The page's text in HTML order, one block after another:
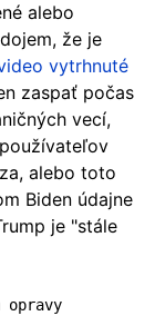
alebo
že je
vytrhnuté
zaspať počas
vecí,
alebo toto
Biden údajne
je "stále
opravy